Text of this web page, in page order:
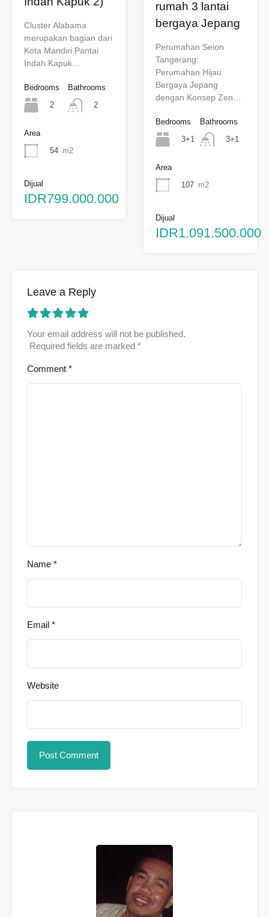
Cluster Alabama
merupakan bagian dari
Kota Mandiri Pantai
Indah Kapuk…
Bedrooms
2
Bathrooms
2
Area
54 m2
Dijual
IDR799.000.000
rumah 3 lantai
bergaya Jepang
Perumahan Seion
Tangerang:
Perumahan Hijau
Bergaya Jepang
dengan Konsep Zen…
Bedrooms
3+1
Bathrooms
3+1
Area
107 m2
Dijual
IDR1.091.500.000
Leave a Reply
Your email address will not be published.
Required fields are marked *
Comment *
Name *
Email *
Website